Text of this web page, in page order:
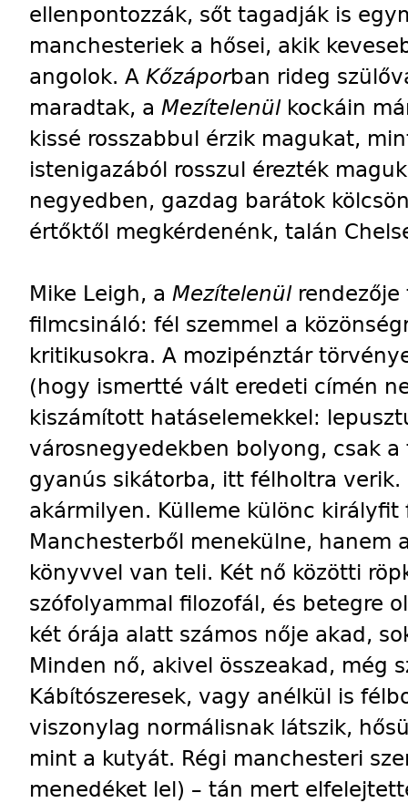
ellenpontozzák, sőt tagadják is
manchesteriek a hősei, akik
angolok. A Kőzáporban rideg
maradtak, a Mezítelenül kockáin
kissé rosszabbul érzik magukat,
istenigazából rosszul érezték
negyedben, gazdag barátok
értőktől megkérdenénk, talán
Mike Leigh, a Mezítelenül
filmcsináló: fél szemmel a
kritikusokra. A mozipénztár
(hogy ismertté vált eredeti címén
kiszámított hatáselemekkel:
városnegyedekben bolyong, csak
gyanús sikátorba, itt félholtra verik.
akármilyen. Külleme különc
Manchesterből menekülne, hanem
könyvvel van teli. Két nő közötti
szófolyammal filozofál, és betegre
két órája alatt számos nője akad,
Minden nő, akivel összeakad, még
Kábítószeresek, vagy anélkül is
viszonylag normálisnak látszik,
mint a kutyát. Régi manchesteri
menedéket lel) – tán mert